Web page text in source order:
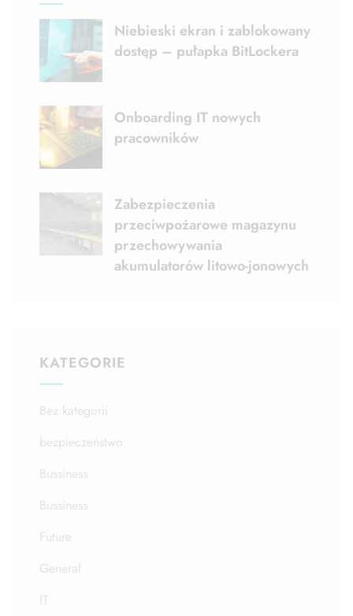
Niebieski ekran i zablokowany
dostęp – pułapka BitLockera
Onboarding IT nowych
pracowników
Zabezpieczenia
przeciwpożarowe magazynu
przechowywania
akumulatorów litowo-jonowych
KATEGORIE
Bez kategorii
bezpieczeństwo
Bussiness
Bussiness
Future
General
IT